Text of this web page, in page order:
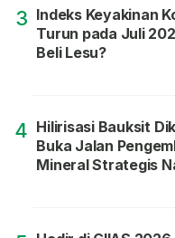
3 Indeks Keyakinan
Turun pada Juli
Beli Lesu?
4 Hilirisasi Bauksit
Buka Jalan
Mineral Strategis